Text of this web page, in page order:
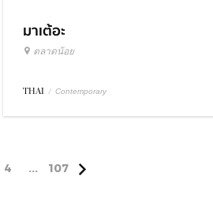
มาเต้อะ
ตลาดน้อย
THAI / Contemporary
4 ... 107